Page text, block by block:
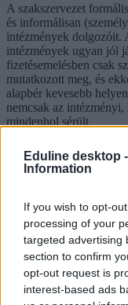
Eduline desktop -
Information
If you wish to opt-
processing of your
targeted advertising
section to confirm
opt-out request is
interest-based ads
A szakszervezet
és informálisan
intézmények dolgozóit.
intézmények ugyan jól
fizetésemelésben csak
mutatkozott meg, és
alapbér kevesebb
nemcsak az
mindenhol sérült.
Emellett jelentősen
egyes modellváltott
szakok szűnnek meg
fenntartó kedve szerint
És már az a minimális
fenntartásban a szenátus